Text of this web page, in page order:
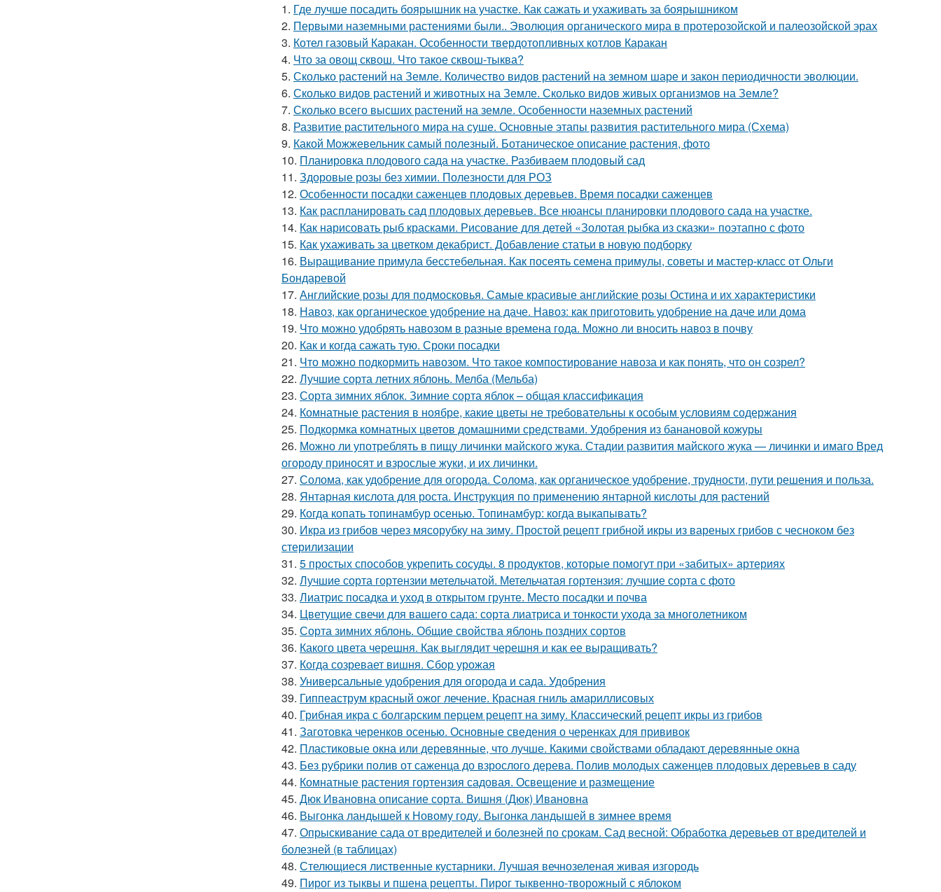
1. Где лучше посадить боярышник на участке. Как сажать и ухаживать за боярышником
2. Первыми наземными растениями были.. Эволюция органического мира в протерозойской и палеозойской эрах
3. Котел газовый Каракан. Особенности твердотопливных котлов Каракан
4. Что за овощ сквош. Что такое сквош-тыква?
5. Сколько растений на Земле. Количество видов растений на земном шаре и закон периодичности эволюции.
6. Сколько видов растений и животных на Земле. Сколько видов живых организмов на Земле?
7. Сколько всего высших растений на земле. Особенности наземных растений
8. Развитие растительного мира на суше. Основные этапы развития растительного мира (Схема)
9. Какой Можжевельник самый полезный. Ботаническое описание растения, фото
10. Планировка плодового сада на участке. Разбиваем плодовый сад
11. Здоровые розы без химии. Полезности для РОЗ
12. Особенности посадки саженцев плодовых деревьев. Время посадки саженцев
13. Как распланировать сад плодовых деревьев. Все нюансы планировки плодового сада на участке.
14. Как нарисовать рыб красками. Рисование для детей «Золотая рыбка из сказки» поэтапно с фото
15. Как ухаживать за цветком декабрист. Добавление статьи в новую подборку
16. Выращивание примула бесстебельная. Как посеять семена примулы, советы и мастер-класс от Ольги
Бондаревой
17. Английские розы для подмосковья. Самые красивые английские розы Остина и их характеристики
18. Навоз, как органическое удобрение на даче. Навоз: как приготовить удобрение на даче или дома
19. Что можно удобрять навозом в разные времена года. Можно ли вносить навоз в почву
20. Как и когда сажать тую. Сроки посадки
21. Что можно подкормить навозом. Что такое компостирование навоза и как понять, что он созрел?
22. Лучшие сорта летних яблонь. Мелба (Мельба)
23. Сорта зимних яблок. Зимние сорта яблок – общая классификация
24. Комнатные растения в ноябре, какие цветы не требовательны к особым условиям содержания
25. Подкормка комнатных цветов домашними средствами. Удобрения из банановой кожуры
26. Можно ли употреблять в пищу личинки майского жука. Стадии развития майского жука — личинки и имаго Вред
огороду приносят и взрослые жуки, и их личинки.
27. Солома, как удобрение для огорода. Солома, как органическое удобрение, трудности, пути решения и польза.
28. Янтарная кислота для роста. Инструкция по применению янтарной кислоты для растений
29. Когда копать топинамбур осенью. Топинамбур: когда выкапывать?
30. Икра из грибов через мясорубку на зиму. Простой рецепт грибной икры из вареных грибов с чесноком без
стерилизации
31. 5 простых способов укрепить сосуды. 8 продуктов, которые помогут при «забитых» артериях
32. Лучшие сорта гортензии метельчатой. Метельчатая гортензия: лучшие сорта с фото
33. Лиатрис посадка и уход в открытом грунте. Место посадки и почва
34. Цветущие свечи для вашего сада: сорта лиатриса и тонкости ухода за многолетником
35. Сорта зимних яблонь. Общие свойства яблонь поздних сортов
36. Какого цвета черешня. Как выглядит черешня и как ее выращивать?
37. Когда созревает вишня. Сбор урожая
38. Универсальные удобрения для огорода и сада. Удобрения
39. Гиппеаструм красный ожог лечение. Красная гниль амариллисовых
40. Грибная икра с болгарским перцем рецепт на зиму. Классический рецепт икры из грибов
41. Заготовка черенков осенью. Основные сведения о черенках для прививок
42. Пластиковые окна или деревянные, что лучше. Какими свойствами обладают деревянные окна
43. Без рубрики полив от саженца до взрослого дерева. Полив молодых саженцев плодовых деревьев в саду
44. Комнатные растения гортензия садовая. Освещение и размещение
45. Дюк Ивановна описание сорта. Вишня (Дюк) Ивановна
46. Выгонка ландышей к Новому году. Выгонка ландышей в зимнее время
47. Опрыскивание сада от вредителей и болезней по срокам. Сад весной: Обработка деревьев от вредителей и
болезней (в таблицах)
48. Стелющиеся лиственные кустарники. Лучшая вечнозеленая живая изгородь
49. Пирог из тыквы и пшена рецепты. Пирог тыквенно-творожный с яблоком